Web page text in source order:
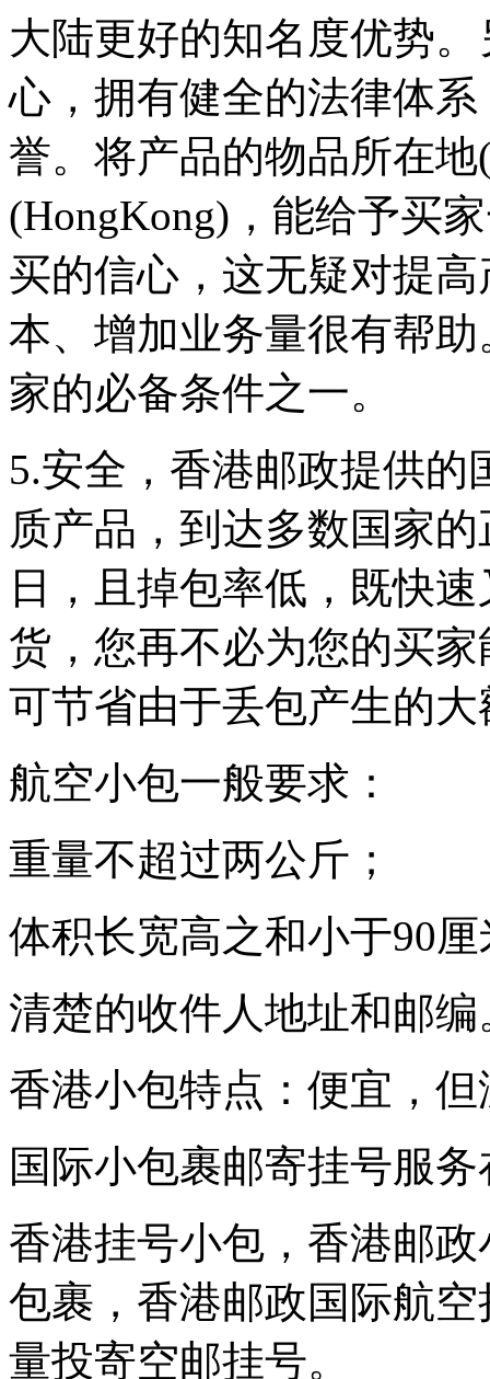
D**3
我很喜欢用你们的
系统，能够为大客
户着想...
F**6
第一次在这发货，
价格比较合理，服
务也不错。
匿名用户
大陆更好的知名度优势
心，拥有健全的法律体
誉。将产品的物品所在
(HongKong)，能给予买
买的信心，这无疑对提
本、增加业务量很有帮
家的必备条件之一。
5.安全，香港邮政提供
质产品，到达多数国家
日，且掉包率低，既快
货，您再不必为您的买
可节省由于丢包产生的
航空小包一般要求：
重量不超过两公斤；
体积长宽高之和小于90
清楚的收件人地址和邮编
香港小包特点：便宜，
国际小包裹邮寄挂号服
香港挂号小包，香港邮
包裹，香港邮政国际航
量投寄空邮挂号。